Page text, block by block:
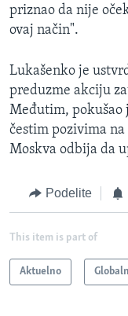
priznao da nije
ovaj način".
Lukašenko je
preduzme akciju
Međutim, pokušao
čestim pozivima
Moskva odbija da
Podelite
This item is part of
Aktuelno